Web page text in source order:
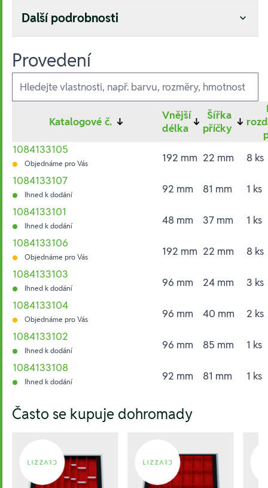
Další podrobnosti
Provedení
Ausführungen
Katalogové č. ↓
Vnější
délka ↓
Šířka
příčky ↓
1084133105
Objednáme pro Vás 192 mm 22 mm
8 ks
1084133107
Ihned k dodání 92 mm 81 mm
1 ks
1084133101
Ihned k dodání 48 mm 37 mm
1 ks
1084133106
Objednáme pro Vás 192 mm 22 mm
8 ks
1084133103
Ihned k dodání 96 mm 24 mm
3 ks
1084133104
Objednáme pro Vás 96 mm 40 mm
2 ks
1084133102
Ihned k dodání 96 mm 85 mm
1 ks
1084133108
Ihned k dodání 92 mm 81 mm
1 ks
Často se kupuje dohromady